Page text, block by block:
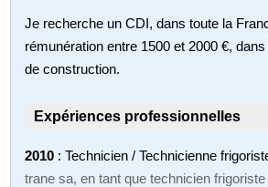
Je recherche un CDI, dans toute la
rémunération entre 1500 et 2000 €,
de construction.
Expériences professionnelles
2010 : Technicien / Technicienne
trane sa, en tant que technicien frigoriste